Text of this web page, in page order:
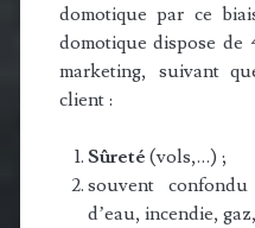
domotique par ce
domotique dispose de
marketing, suivant
client :
Sûreté (vols,…) ;
souvent
d’eau, incendie,